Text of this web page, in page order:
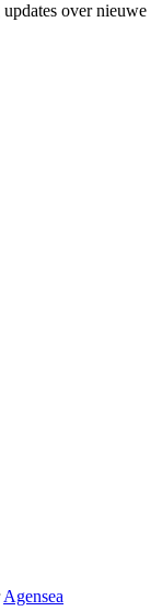
over nieuwe
Agensea